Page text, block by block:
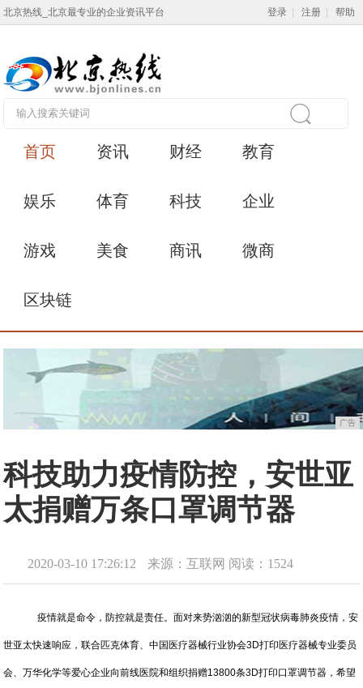
北京热线_北京最专业的企业资讯平台 登录 注册 帮助
首页 资讯 财经 教育
娱乐 体育 科技 企业
游戏 美食 商讯 微商
区块链
广告
科技助力疫情防控，安世亚
太捐赠万条口罩调节器
2020-03-10 17:26:12 来源：互联网 阅读：1524
疫情就是命令，防控就是责任。面对来势汹汹的新型冠状病毒肺炎疫情，安
世亚太快速响应，联合匹克体育、中国医疗器械行业协会3D打印医疗器械专业委员
会、万华化学等爱心企业向前线医院和组织捐赠13800条3D打印口罩调节器，希望